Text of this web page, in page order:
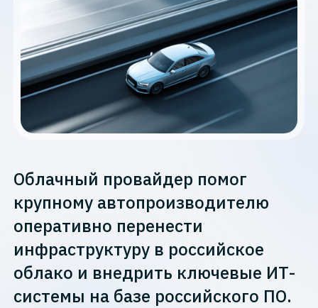
Облачный провайдер помог
крупному автопроизводителю
оперативно перенести
инфраструктуру в российское
облако и внедрить ключевые ИТ-
системы на базе российского ПО.